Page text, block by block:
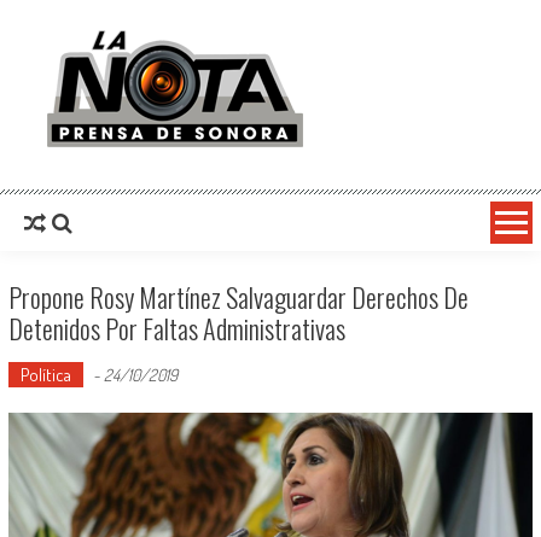
La Nota Prensa De Sonora
Propone Rosy Martínez Salvaguardar Derechos De
Detenidos Por Faltas Administrativas
Política - 24/10/2019